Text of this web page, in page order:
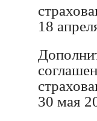
18
30 мая